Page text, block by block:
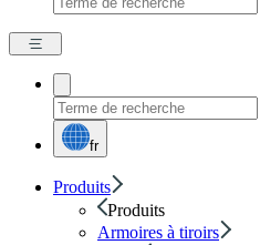
fr
Produits
Produits
Armoires à tiroirs